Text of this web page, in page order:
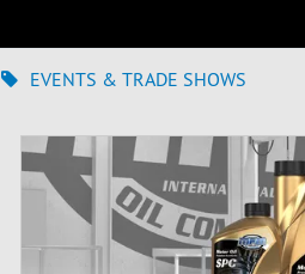
EVENTS & TRADE SHOWS